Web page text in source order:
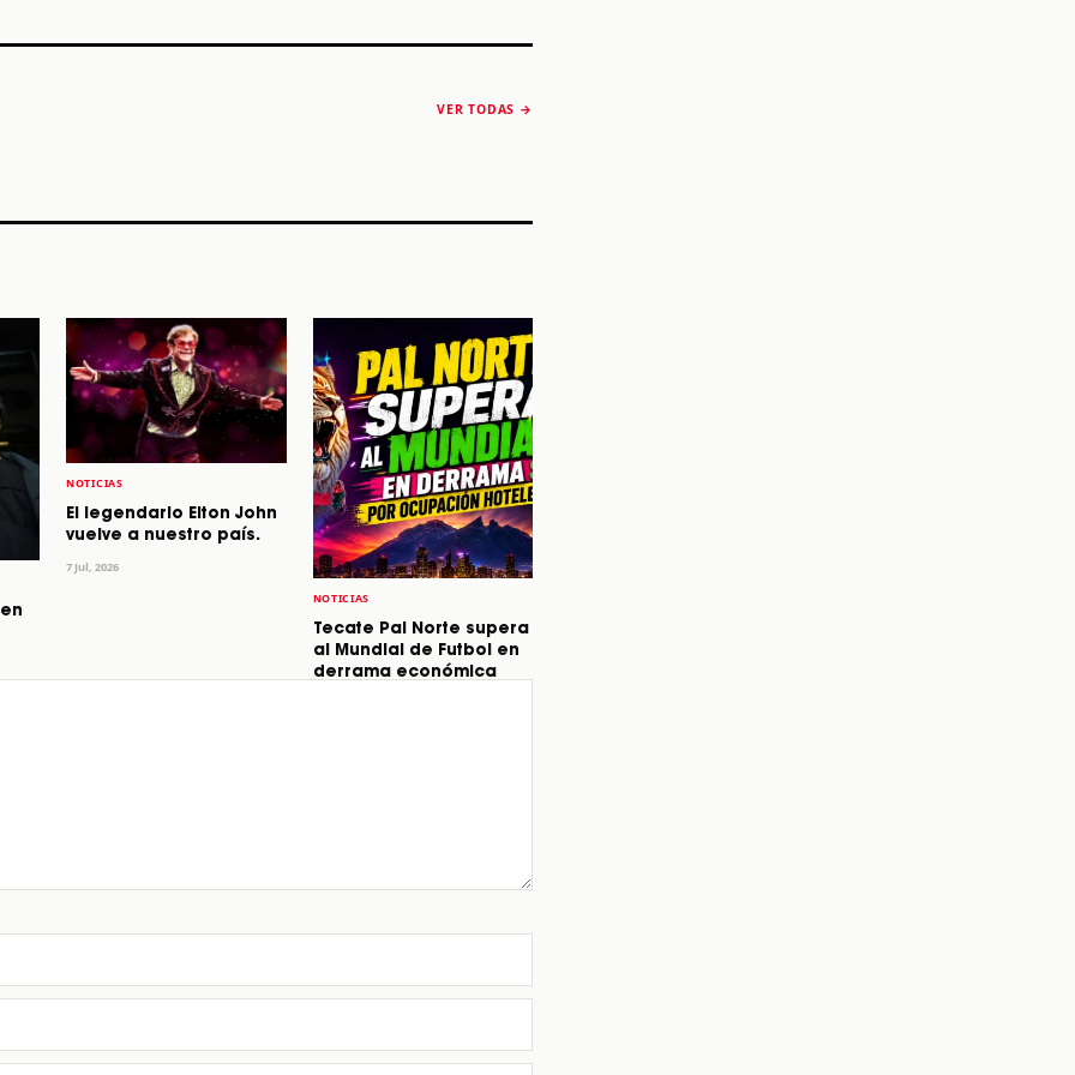
VER TODAS →
NOTICIAS
El legendario Elton John
vuelve a nuestro país.
7 Jul, 2026
NOTICIAS
Tecate Pal Norte supera
al Mundial de Futbol en
derrama económica